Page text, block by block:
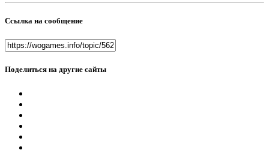
Ссылка на сообщение
Поделиться на другие сайты